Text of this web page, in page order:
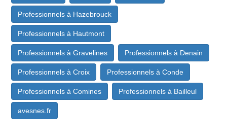
Professionnels à Hazebrouck
Professionnels à Hautmont
Professionnels à Gravelines Professionnels à Denain
Professionnels à Croix Professionnels à Conde
Professionnels à Comines Professionnels à Bailleul
avesnes.fr